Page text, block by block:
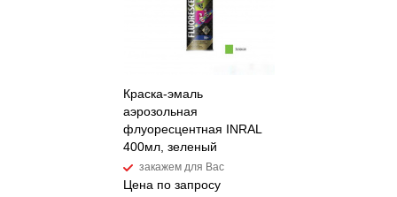
Краска-эмаль
аэрозольная
флуоресцентная INRAL
400мл, зеленый
закажем для Вас
Цена по запросу